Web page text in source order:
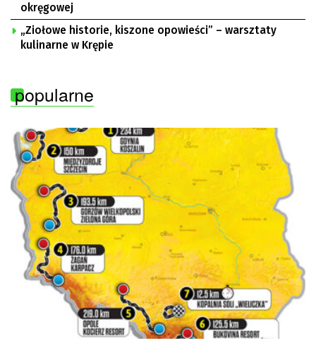
okręgowej
„Ziołowe historie, kiszone opowieści” – warsztaty
kulinarne w Krępie
popularne